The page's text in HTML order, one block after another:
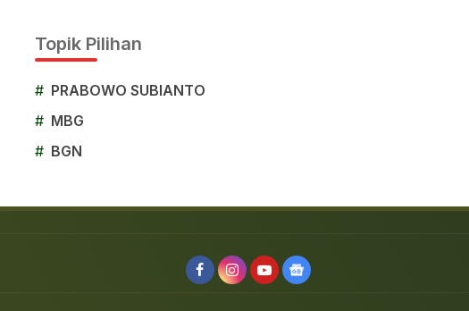
Topik Pilihan
# PRABOWO SUBIANTO
# MBG
# BGN